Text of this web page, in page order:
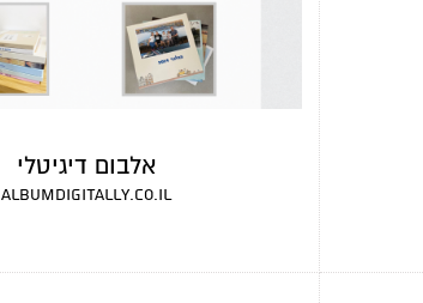
אלבום דיגיטלי
albumdigitally.co.il